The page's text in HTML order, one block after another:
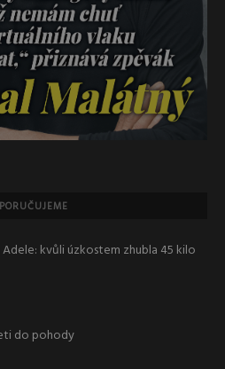
kvůli úzkostem zhubla 45 kilo
do pohody